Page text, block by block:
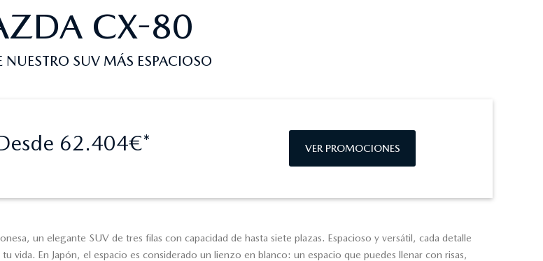
CX-80
NUESTRO SUV MÁS ESPACIOSO
62.404€* VER PROMOCIONES
un elegante SUV de tres filas con capacidad de hasta siete plazas. Espacioso y versátil, cada detalle
vida. En Japón, el espacio es considerado un lienzo en blanco: un espacio que puedes llenar con risas,